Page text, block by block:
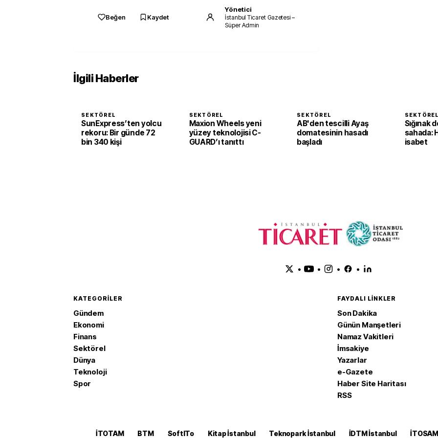
Beğen Kaydet
Yönetici
İstanbul Ticaret Gazetesi –
Süper Admin
İlgili Haberler
SEKTÖREL
SunExpress’ten yolcu
rekoru: Bir günde 72
bin 340 kişi
SEKTÖREL
Maxion Wheels yeni
yüzey teknolojisi C-
GUARD’ı tanıttı
SEKTÖREL
AB'den tescilli Ayaş
domatesinin hasadı
başladı
SEKTÖREL
Sığınak
sahada:
isabet
• • • •
KATEGORILER
Gündem
Ekonomi
Finans
Sektörel
Dünya
Teknoloji
Spor
FAYDALI LINKLER
Son Dakika
Günün Manşetleri
Namaz Vakitleri
İmsakiye
Yazarlar
e-Gazete
Haber Site Haritası
RSS
İTOTAM BTM SoftITo Kitap İstanbul Teknopark İstanbul İDTM İstanbul İTOSAM